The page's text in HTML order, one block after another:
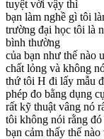
tuyệt vời vậy thì
bạn làm nghề gì tôi
trường đại học tôi là
bình thường
của bạn như thế nào
chất lỏng và không
thứ tôi H đi lấy mẫu
phép đo bằng dụng
rất kỹ thuật vâng nó
tôi không nói rằng
bạn cảm thấy thế